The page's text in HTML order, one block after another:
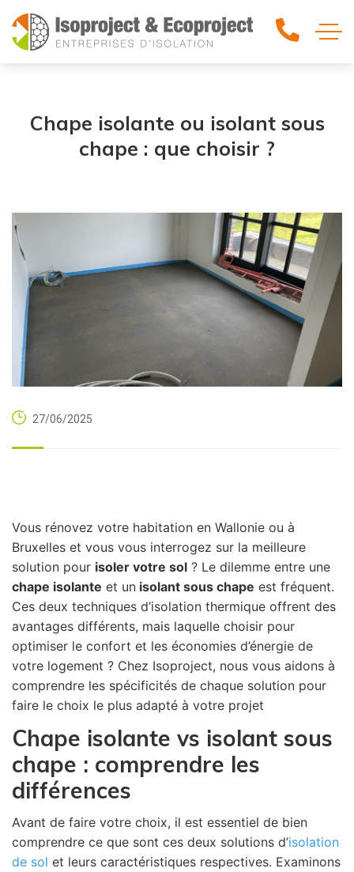
Chape isolante ou isolant sous
chape : que choisir ?
27/06/2025
Vous rénovez votre habitation en Wallonie ou à
Bruxelles et vous vous interrogez sur la meilleure
solution pour isoler votre sol ? Le dilemme entre une
chape isolante et un isolant sous chape est fréquent.
Ces deux techniques d’isolation thermique offrent des
avantages différents, mais laquelle choisir pour
optimiser le confort et les économies d’énergie de
votre logement ? Chez Isoproject, nous vous aidons à
comprendre les spécificités de chaque solution pour
faire le choix le plus adapté à votre projet
Chape isolante vs isolant sous
chape : comprendre les
différences
Avant de faire votre choix, il est essentiel de bien
comprendre ce que sont ces deux solutions d’isolation
de sol et leurs caractéristiques respectives. Examinons